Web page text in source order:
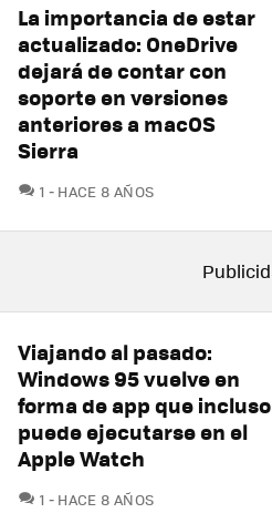
La importancia de estar
actualizado: OneDrive
dejará de contar con
soporte en versiones
anteriores a macOS
Sierra
1 COMENTARIOS
HACE 8 AÑOS
Viajando al pasado:
Windows 95 vuelve en
forma de app que incluso
puede ejecutarse en el
Apple Watch
1 COMENTARIOS
HACE 8 AÑOS